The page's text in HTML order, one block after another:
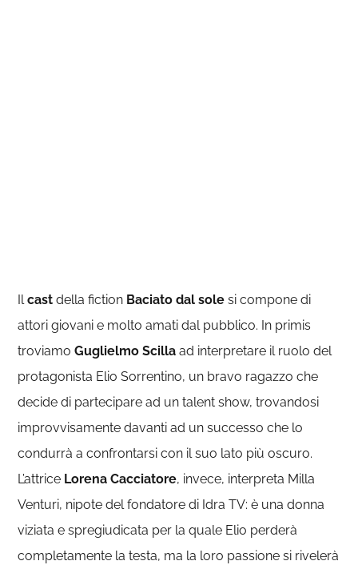
Ilcast della fiction Baciato dal sole si compone di
attori giovani e molto amati dal pubblico. In primis
troviamoGuglielmo Scilla ad interpretare il ruolo del
protagonista Elio Sorrentino, un bravo ragazzo che
decide di partecipare ad un talent show, trovandosi
improvvisamente davanti ad un successo che lo
condurrà a confrontarsi con il suo lato più oscuro.
L’attrice Lorena Cacciatore, invece, interpreta Milla
Venturi, nipote del fondatore di Idra TV: è una donna
viziata e spregiudicata per la quale Elio perderà
completamente la testa, ma la loro passione si rivelerà